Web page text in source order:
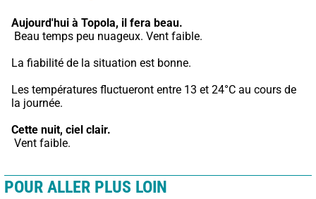
Aujourd'hui à Topola, il fera beau.
Beau temps peu nuageux. Vent faible.
La fiabilité de la situation est bonne.
Les températures fluctueront entre 13 et 24°C au cours de
la journée.
Cette nuit, ciel clair.
Vent faible.
POUR ALLER PLUS LOIN